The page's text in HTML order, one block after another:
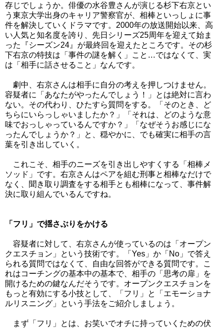
存じでしょうか。俳優の水谷豊さんが演じる杉下右京とい
う東京大学出身のキャリア警察官が、相棒といっしょに事
件を解決していくドラマです。2000年の放送開始以来、高
い人気と知名度を誇り、先日シリーズ25周年を迎えて始ま
った『シーズン24』が最終回を迎えたところです。その杉
下右京の特技は「事件の謎を解く」こと…ではなくて、実
は「相手に話させること」なんです。
劇中、右京さんは相手に自分の考えを押しつけません。
容疑者に「あなたがやったんでしょう！」とは絶対に言わ
ない。その代わり、ひたすら質問をする。「そのとき、ど
ちらにいらっしゃいましたか？」「それは、どのような意
味でおっしゃっているんですか？」「なぜそうお感じにな
ったんでしょうか？」と、穏やかに、でも確実に相手の言
葉を引き出していく。
これこそ、相手のニーズを引き出しやすくする「相棒メ
ソッド」です。右京さんはペアを組む刑事と相棒なだけで
なく、聞き取り調査をする相手とも相棒になって、事件解
決に取り組んでいるんですね。
「フリ」で揺さぶりをかける
容疑者に対して、右京さんが使っているのは「オープン
クエスチョン」という技術です。「Yes」か「No」で答え
られる質問ではなくて、自由な回答ができる質問です。こ
れはコーチングの基本中の基本で、相手の「思考の扉」を
開けるための鍵なんだそうです。オープンクエスチョンを
もっと有効にする小技として、「フリ」と「エモーショナ
ルリスニング」という手法をご紹介しましょう。
まず「フリ」とは、お笑いでオチに持っていくための伏